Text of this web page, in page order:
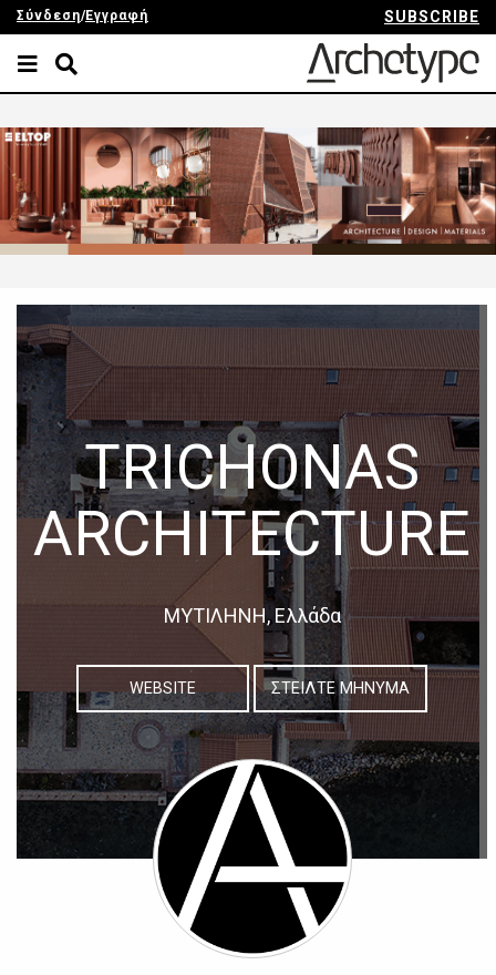
Σύνδεση/Εγγραφή SUBSCRIBE
TRICHONAS
ARCHITECTURE
ΜΥΤΙΛΗΝΗ, Ελλάδα
WEBSITE ΣΤΕΙΛΤΕ ΜΗΝΥΜΑ